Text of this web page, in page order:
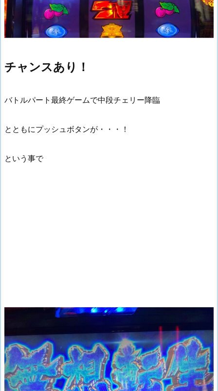
チャンスあり！
バトルパート最終ゲームで中段チェリー降臨
とともにプッシュボタンが・・・！
という事で